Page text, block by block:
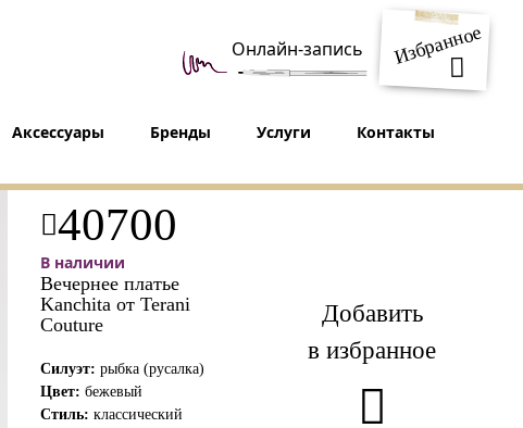
Избранное
Онлайн-запись
Аксессуары Бренды Услуги Контакты
Добавить
в избранное
40700
В наличии
Вечернее платье
Kanchita от Terani
Couture
Силуэт:рыбка (русалка)
Цвет:бежевый
Стиль:классический